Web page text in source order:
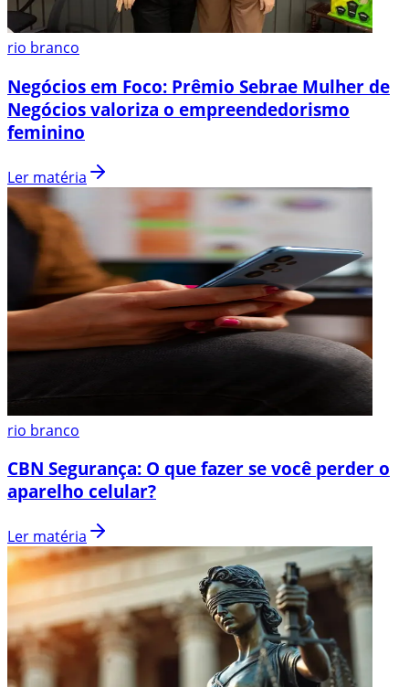
rio branco
Negócios em Foco: Prêmio Sebrae Mulher de
Negócios valoriza o empreendedorismo
feminino
Ler matéria
rio branco
CBN Segurança: O que fazer se você perder o
aparelho celular?
Ler matéria